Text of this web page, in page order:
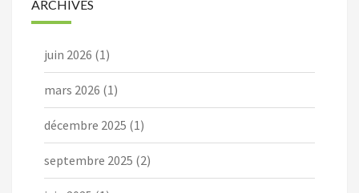
ARCHIVES
juin 2026 (1)
mars 2026 (1)
décembre 2025 (1)
septembre 2025 (2)